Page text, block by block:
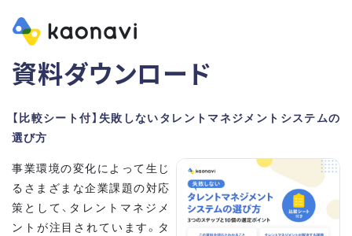
資料ダウンロード
【比較シート付】失敗しないタレントマネジメントシステムの
選び方
事業環境の変化によって生じ
るさまざまな企業課題の対応
策として、タレントマネジメ
ントが注目されています。タ